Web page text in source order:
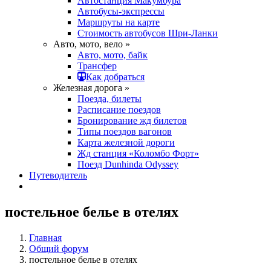
Автобусы-экспрессы
Маршруты на карте
Стоимость автобусов Шри-Ланки
Авто, мото, вело »
Авто, мото, байк
Трансфер
Как добраться
Железная дорога »
Поезда, билеты
Расписание поездов
Бронирование жд билетов
Типы поездов вагонов
Карта железной дороги
Жд станция «Коломбо Форт»
Поезд Dunhinda Odyssey
Путеводитель
постельное белье в отелях
Главная
Общий форум
постельное белье в отелях